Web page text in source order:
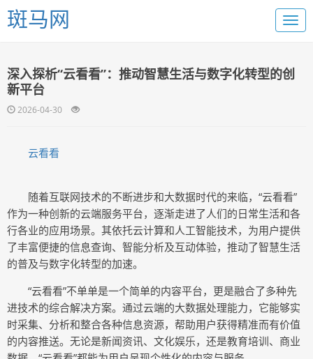
斑马网
深入探析“云看看”：推动智慧生活与数字化转型的创
新平台
2026-04-30
云看看
随着互联网技术的不断进步和大数据时代的来临，“云看看”
作为一种创新的云端服务平台，逐渐走进了人们的日常生活和各
行各业的应用场景。其依托云计算和人工智能技术，为用户提供
了丰富便捷的信息查询、智能分析及互动体验，推动了智慧生活
的普及与数字化转型的加速。
“云看看”不单单是一个简单的内容平台，更是融合了多种先
进技术的综合解决方案。通过云端的大数据处理能力，它能够实
时采集、分析和整合各种信息资源，帮助用户获得精准而有价值
的内容推送。无论是新闻资讯、文化娱乐，还是教育培训、商业